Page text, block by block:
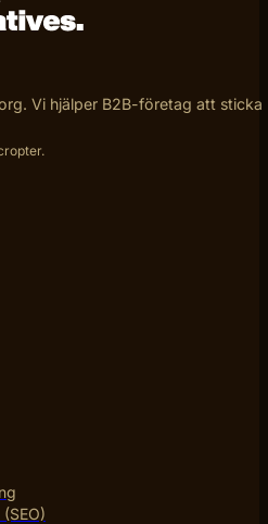
Vi hjälper B2B-företag att